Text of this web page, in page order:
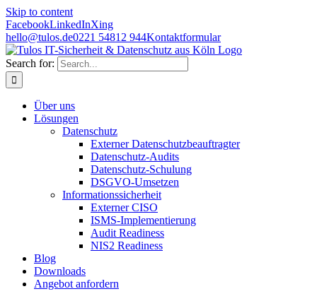
Skip to content
FacebookLinkedInXing
hello@tulos.de0221 54812 944Kontaktformular
Search for:
Über uns
Lösungen
Datenschutz
Externer Datenschutzbeauftragter
Datenschutz-Audits
Datenschutz-Schulung
DSGVO-Umsetzen
Informationssicherheit
Externer CISO
ISMS-Implementierung
Audit Readiness
NIS2 Readiness
Blog
Downloads
Angebot anfordern